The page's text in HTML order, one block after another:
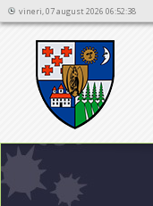
vineri, 07 august 2026 06:52:38